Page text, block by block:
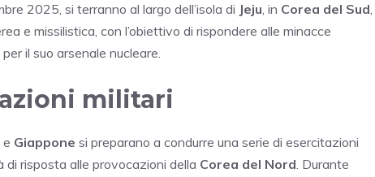
2025, si terranno al largo dell’isola di Jeju, in Corea del Sud,
e missilistica, con l’obiettivo di rispondere alle minacce
il suo arsenale nucleare.
militari
e Giappone si preparano a condurre una serie di esercitazioni
risposta alle provocazioni della Corea del Nord. Durante